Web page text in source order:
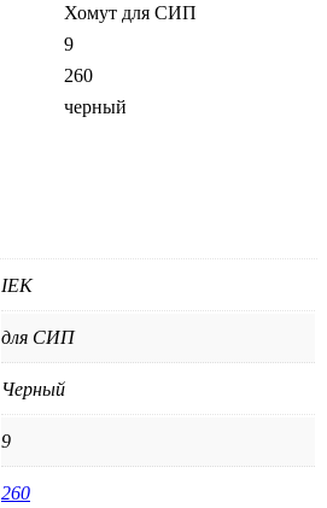
Хомут для СИП
9
260
черный
ІЕК
для СИП
Черный
9
260